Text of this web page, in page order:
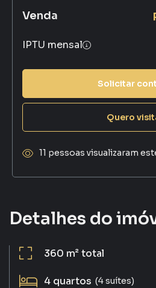
Detalhes do
360 m²total
4 quartos (4 suítes)
Venda
IPTU mensal
Solicitar
Quero
11 pessoas visualizaram